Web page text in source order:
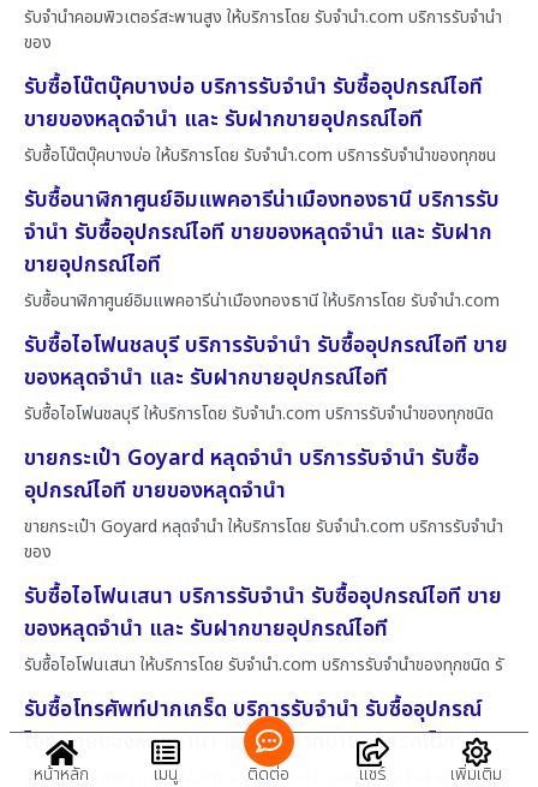
รับจำนำคอมพิวเตอร์สะพานสูง ให้บริการโดย รับจํานํา.com บริการรับจำนำ
ของ
รับซื้อโน๊ตบุ๊คบางบ่อ บริการรับจำนำ รับซื้ออุปกรณ์ไอที
ขายของหลุดจำนำ และ รับฝากขายอุปกรณ์ไอที
รับซื้อโน๊ตบุ๊คบางบ่อ ให้บริการโดย รับจํานํา.com บริการรับจำนำของทุกชน
รับซื้อนาฬิกาศูนย์อิมแพคอารีน่าเมืองทองธานี บริการรับ
จำนำ รับซื้ออุปกรณ์ไอที ขายของหลุดจำนำ และ รับฝาก
ขายอุปกรณ์ไอที
รับซื้อนาฬิกาศูนย์อิมแพคอารีน่าเมืองทองธานี ให้บริการโดย รับจํานํา.com
รับซื้อไอโฟนชลบุรี บริการรับจำนำ รับซื้ออุปกรณ์ไอที ขาย
ของหลุดจำนำ และ รับฝากขายอุปกรณ์ไอที
รับซื้อไอโฟนชลบุรี ให้บริการโดย รับจํานํา.com บริการรับจำนำของทุกชนิด
ขายกระเป๋า Goyard หลุดจำนำ บริการรับจำนำ รับซื้อ
อุปกรณ์ไอที ขายของหลุดจำนำ
ขายกระเป๋า Goyard หลุดจำนำ ให้บริการโดย รับจํานํา.com บริการรับจำนำ
ของ
รับซื้อไอโฟนเสนา บริการรับจำนำ รับซื้ออุปกรณ์ไอที ขาย
ของหลุดจำนำ และ รับฝากขายอุปกรณ์ไอที
รับซื้อไอโฟนเสนา ให้บริการโดย รับจํานํา.com บริการรับจำนำของทุกชนิด รั
รับซื้อโทรศัพท์ปากเกร็ด บริการรับจำนำ รับซื้ออุปกรณ์
ไอที ขายของหลุดจำนำ และ รับฝากขายอุปกรณ์ไอที
รับซื้อโทรศัพท์ปากเกร็ด ให้บริการโดย รับจํานํา.com บริการรับจำนำของทุก
หน้าหลัก เมนู ติดต่อ แชร์ เพิ่มเติม